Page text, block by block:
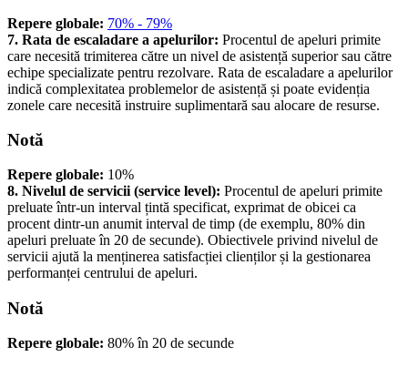
Repere globale: 70% - 79%
7. Rata de escaladare a apelurilor: Procentul de apeluri primite
care necesită trimiterea către un nivel de asistență superior sau către
echipe specializate pentru rezolvare. Rata de escaladare a apelurilor
indică complexitatea problemelor de asistență și poate evidenția
zonele care necesită instruire suplimentară sau alocare de resurse.
Notă
Repere globale: 10%
8. Nivelul de servicii (service level): Procentul de apeluri primite
preluate într-un interval țintă specificat, exprimat de obicei ca
procent dintr-un anumit interval de timp (de exemplu, 80% din
apeluri preluate în 20 de secunde). Obiectivele privind nivelul de
servicii ajută la menținerea satisfacției clienților și la gestionarea
performanței centrului de apeluri.
Notă
Repere globale: 80% în 20 de secunde